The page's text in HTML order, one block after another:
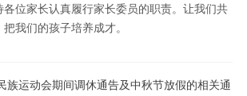
位家长认真履行家长委员的职责。让我们共
我们的孩子培养成才。
族运动会期间调休通告及中秋节放假的相关通